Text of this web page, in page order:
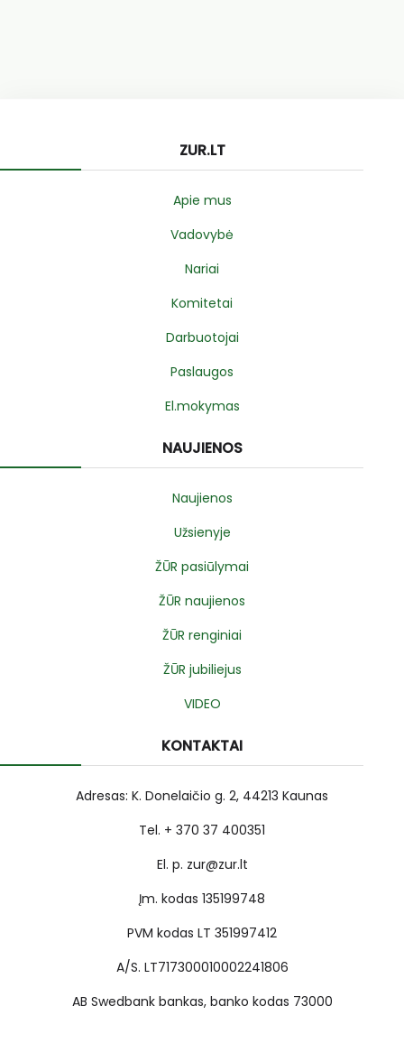
ZUR.LT
Apie mus
Vadovybė
Nariai
Komitetai
Darbuotojai
Paslaugos
El.mokymas
NAUJIENOS
Naujienos
Užsienyje
ŽŪR pasiūlymai
ŽŪR naujienos
ŽŪR renginiai
ŽŪR jubiliejus
VIDEO
KONTAKTAI
Adresas: K. Donelaičio g. 2, 44213 Kaunas
Tel. + 370 37 400351
El. p. zur@zur.lt
Įm. kodas 135199748
PVM kodas LT 351997412
A/S. LT717300010002241806
AB Swedbank bankas, banko kodas 73000